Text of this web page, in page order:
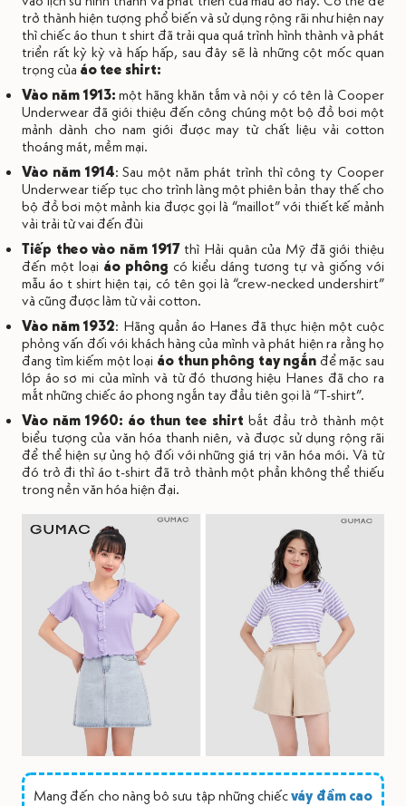
trở thành hiện tượng phổ biến và sử dụng rộng rãi như hiện nay
thì chiếc áo thun t shirt đã trải qua quá trình hình thành và phát
triển rất kỳ kỳ và hấp hấp, sau đây sẽ là những cột mốc quan
trọng của áo tee shirt:
Vào năm 1913: một hãng khăn tắm và nội y có tên là Cooper
Underwear đã giới thiệu đến công chúng một bộ đồ bơi một
mảnh dành cho nam giới được may từ chất liệu vải cotton
thoáng mát, mềm mại.
Vào năm 1914: Sau một năm phát trình thì công ty Cooper
Underwear tiếp tục cho trình làng một phiên bản thay thế cho
bộ đồ bơi một mảnh kia được gọi là “maillot” với thiết kế mảnh
vải trải từ vai đến đùi
Tiếp theo vào năm 1917thì Hải quân của Mỹ đã giới thiệu
đến một loại áo phông có kiểu dáng tương tự và giống với
mẫu áo t shirt hiện tại, có tên gọi là “crew-necked undershirt”
và cũng được làm từ vải cotton.
Vào năm 1932: Hãng quần áo Hanes đã thực hiện một cuộc
phỏng vấn đối với khách hàng của mình và phát hiện ra rằng họ
đang tìm kiếm một loại áo thun phông tay ngắn để mặc sau
lớp áo sơ mi của mình và từ đó thương hiệu Hanes đã cho ra
mắt những chiếc áo phong ngắn tay đầu tiên gọi là “T-shirt”.
Vào năm 1960: áo thun tee shirt bắt đầu trở thành một
biểu tượng của văn hóa thanh niên, và được sử dụng rộng rãi
để thể hiện sự ủng hộ đối với những giá trị văn hóa mới. Và từ
đó trở đi thì áo t-shirt đã trở thành một phần không thể thiếu
trong nền văn hóa hiện đại.
Mang đến cho nàng bô sưu tập những chiếcváy đầm cao